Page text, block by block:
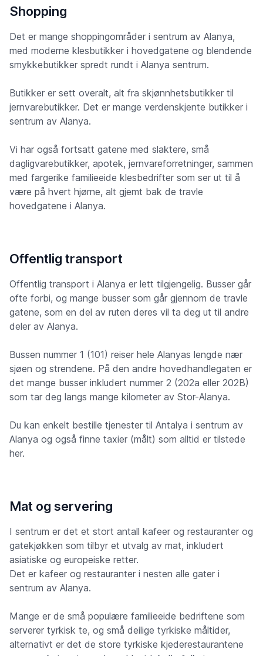
Shopping
Det er mange shoppingområder i sentrum av Alanya,
med moderne klesbutikker i hovedgatene og blendende
smykkebutikker spredt rundt i Alanya sentrum.
Butikker er sett overalt, alt fra skjønnhetsbutikker til
jernvarebutikker. Det er mange verdenskjente butikker i
sentrum av Alanya.
Vi har også fortsatt gatene med slaktere, små
dagligvarebutikker, apotek, jernvareforretninger, sammen
med fargerike familieeide klesbedrifter som ser ut til å
være på hvert hjørne, alt gjemt bak de travle
hovedgatene i Alanya.
Offentlig transport
Offentlig transport i Alanya er lett tilgjengelig. Busser går
ofte forbi, og mange busser som går gjennom de travle
gatene, som en del av ruten deres vil ta deg ut til andre
deler av Alanya.
Bussen nummer 1 (101) reiser hele Alanyas lengde nær
sjøen og strendene. På den andre hovedhandlegaten er
det mange busser inkludert nummer 2 (202a eller 202B)
som tar deg langs mange kilometer av Stor-Alanya.
Du kan enkelt bestille tjenester til Antalya i sentrum av
Alanya og også finne taxier (målt) som alltid er tilstede
her.
Mat og servering
I sentrum er det et stort antall kafeer og restauranter og
gatekjøkken som tilbyr et utvalg av mat, inkludert
asiatiske og europeiske retter.
Det er kafeer og restauranter i nesten alle gater i
sentrum av Alanya.
Mange er de små populære familieeide bedriftene som
serverer tyrkisk te, og små deilige tyrkiske måltider,
alternativt er det de store tyrkiske kjederestaurantene